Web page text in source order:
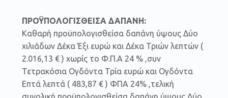
ΠΡΟΫΠΟΛΟΓΙΣΘΕΙΣΑ ΔΑΠΑΝΗ:
Καθαρή προϋπολογισθείσα δαπάνη ύψους Δύο
χιλιάδων Δέκα Έξι ευρώ και Δέκα Τριών λεπτών (
2.016,13 € ) χωρίς το Φ.Π.Α 24 % ,συν
Τετρακόσια Ογδόντα Τρία ευρώ και Ογδόντα
Επτά λεπτά ( 483,87 € ) ΦΠΑ 24% ,τελική